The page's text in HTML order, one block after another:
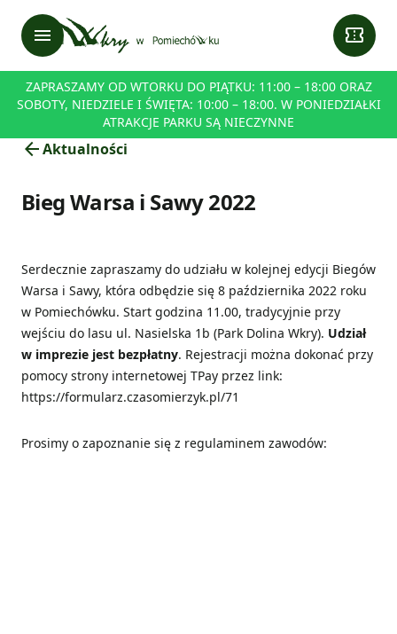
menu confirmation_number
ZAPRASZAMY OD WTORKU DO PIĄTKU: 11:00 – 18:00 ORAZ
SOBOTY, NIEDZIELE I ŚWIĘTA: 10:00 – 18:00. W PONIEDZIAŁKI
ATRAKCJE PARKU SĄ NIECZYNNE
arrow_backAktualności
Bieg Warsa i Sawy 2022
Serdecznie zapraszamy do udziału w kolejnej edycji Biegów
Warsa i Sawy, która odbędzie się 8 października 2022 roku
w Pomiechówku. Start godzina 11.00, tradycyjnie przy
wejściu do lasu ul. Nasielska 1b (Park Dolina Wkry). Udział
w imprezie jest bezpłatny. Rejestracji można dokonać przy
pomocy strony internetowej TPay przez link:
https://formularz.czasomierzyk.pl/71
Prosimy o zapoznanie się z regulaminem zawodów: